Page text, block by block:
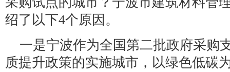
绍了以下4个原因。
一是宁波作为全国第二批政府采购
质提升政策的实施城市，以绿色低碳